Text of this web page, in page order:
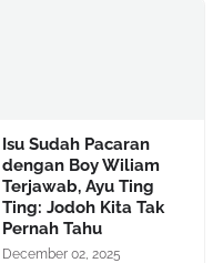
Isu Sudah Pacaran
dengan Boy Wiliam
Terjawab, Ayu Ting
Ting: Jodoh Kita Tak
Pernah Tahu
December 02, 2025